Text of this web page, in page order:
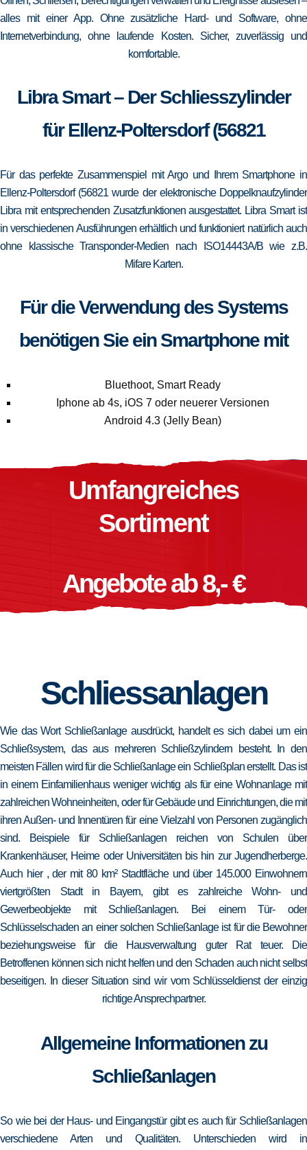
alles mit einer App. Ohne zusätzliche Hard- und Software, ohne
Internetverbindung, ohne laufende Kosten. Sicher, zuverlässig und
komfortable.
Libra Smart – Der Schliesszylinder
für Ellenz-Poltersdorf (56821
Für das perfekte Zusammenspiel mit Argo und Ihrem Smartphone in
Ellenz-Poltersdorf (56821 wurde der elektronische Doppelknaufzylinder
Libra mit entsprechenden Zusatzfunktionen ausgestattet. Libra Smart ist
in verschiedenen Ausführungen erhältlich und funktioniert natürlich auch
ohne klassische Transponder-Medien nach ISO14443A/B wie z.B.
Mifare Karten.
Für die Verwendung des Systems
benötigen Sie ein Smartphone mit
Bluethoot, Smart Ready
Iphone ab 4s, iOS 7 oder neuerer Versionen
Android 4.3 (Jelly Bean)
Umfangreiches
Sortiment
Angebote ab 8,- €
Schliessanlagen
Wie das Wort Schließanlage ausdrückt, handelt es sich dabei um ein
Schließsystem, das aus mehreren Schließzylindern besteht. In den
meisten Fällen wird für die Schließanlage ein Schließplan erstellt. Das ist
in einem Einfamilienhaus weniger wichtig als für eine Wohnanlage mit
zahlreichen Wohneinheiten, oder für Gebäude und Einrichtungen, die mit
ihren Außen- und Innentüren für eine Vielzahl von Personen zugänglich
sind. Beispiele für Schließanlagen reichen von Schulen über
Krankenhäuser, Heime oder Universitäten bis hin zur Jugendherberge.
Auch hier , der mit 80 km² Stadtfläche und über 145.000 Einwohnern
viertgrößten Stadt in Bayern, gibt es zahlreiche Wohn- und
Gewerbeobjekte mit Schließanlagen. Bei einem Tür- oder
Schlüsselschaden an einer solchen Schließanlage ist für die Bewohner
beziehungsweise für die Hausverwaltung guter Rat teuer. Die
Betroffenen können sich nicht helfen und den Schaden auch nicht selbst
beseitigen. In dieser Situation sind wir vom Schlüsseldienst der einzig
richtige Ansprechpartner.
Allgemeine Informationen zu
Schließanlagen
So wie bei der Haus- und Eingangstür gibt es auch für Schließanlagen
verschiedene Arten und Qualitäten. Unterschieden wird in